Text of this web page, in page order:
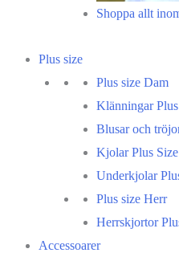
Shoppa allt
Plus size
Plus size Dam
Klänningar
Blusar och
Kjolar Plus Size
Underkjolar
Plus size Herr
Herrskjortor
Accessoarer